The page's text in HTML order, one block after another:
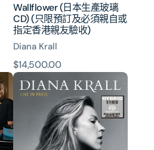
預
訂
及
必
須
親
自
或
定
香
Wallflower (日本生產玻璃
CD) (只限預訂及必須親自或
指定香港親友驗收)
Diana Krall
原
價
$14,500.00
Live
In
Paris
(日
本